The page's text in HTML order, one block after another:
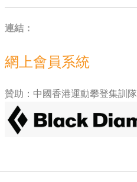
連結：
網上會員系統
贊助：中國香港運動攀登集訓隊